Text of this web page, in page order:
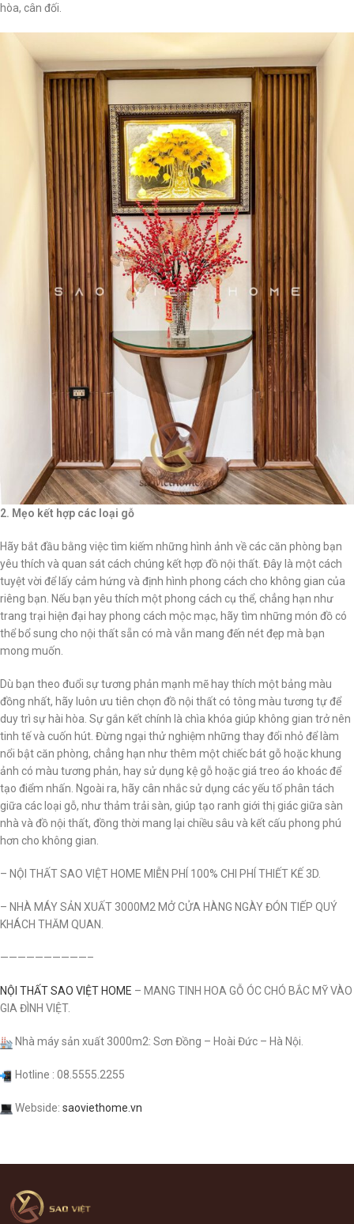
hòa, cân đối.
2. Mẹo kết hợp các loại gỗ
Hãy bắt đầu bằng việc tìm kiếm những hình ảnh về các căn phòng bạn
yêu thích và quan sát cách chúng kết hợp đồ nội thất. Đây là một cách
tuyệt vời để lấy cảm hứng và định hình phong cách cho không gian của
riêng bạn. Nếu bạn yêu thích một phong cách cụ thể, chẳng hạn như
trang trại hiện đại hay phong cách mộc mạc, hãy tìm những món đồ có
thể bổ sung cho nội thất sẵn có mà vẫn mang đến nét đẹp mà bạn
mong muốn.
Dù bạn theo đuổi sự tương phản mạnh mẽ hay thích một bảng màu
đồng nhất, hãy luôn ưu tiên chọn đồ nội thất có tông màu tương tự để
duy trì sự hài hòa. Sự gắn kết chính là chìa khóa giúp không gian trở nên
tinh tế và cuốn hút. Đừng ngại thử nghiệm những thay đổi nhỏ để làm
nổi bật căn phòng, chẳng hạn như thêm một chiếc bát gỗ hoặc khung
ảnh có màu tương phản, hay sử dụng kệ gỗ hoặc giá treo áo khoác để
tạo điểm nhấn. Ngoài ra, hãy cân nhắc sử dụng các yếu tố phân tách
giữa các loại gỗ, như thảm trải sàn, giúp tạo ranh giới thị giác giữa sàn
nhà và đồ nội thất, đồng thời mang lại chiều sâu và kết cấu phong phú
hơn cho không gian.
– NỘI THẤT SAO VIỆT HOME MIỄN PHÍ 100% CHI PHÍ THIẾT KẾ 3D.
– NHÀ MÁY SẢN XUẤT 3000M2 MỞ CỬA HÀNG NGÀY ĐÓN TIẾP QUÝ
KHÁCH THĂM QUAN.
——————————–
NỘI THẤT SAO VIỆT HOME – MANG TINH HOA GỖ ÓC CHÓ BẮC MỸ VÀO
GIA ĐÌNH VIỆT.
Nhà máy sản xuất 3000m2: Sơn Đồng – Hoài Đức – Hà Nội.
Hotline : 08.5555.2255
Webside: saoviethome.vn